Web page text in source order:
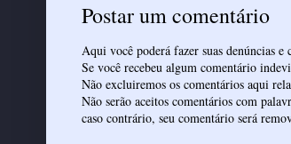
Postar um comentário
Aqui você poderá fazer suas denúncias e
Se você recebeu algum comentário
Não excluiremos os comentários aqui
Não serão aceitos comentários com
caso contrário, seu comentário será